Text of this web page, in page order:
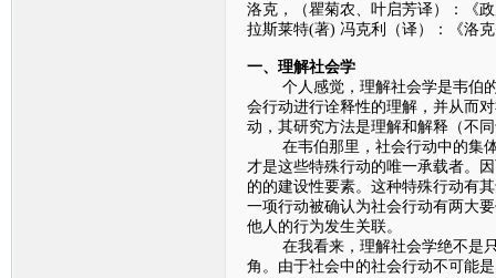
洛克，（瞿菊农、叶启芳译）：《
拉斯莱特(著) 冯克利（译）：《洛
一、理解社会学
个人感觉，理解社会学是韦伯的
会行动进行诠释性的理解，并从而
动，其研究方法是理解和解释（不
在韦伯那里，社会行动中的集体
才是这些特殊行动的唯一承载者。
的的建设性要素。这种特殊行动有
一项行动被确认为社会行动有两大
他人的行为发生关联。
在我看来，理解社会学绝不是只
角。由于社会中的社会行动不可能